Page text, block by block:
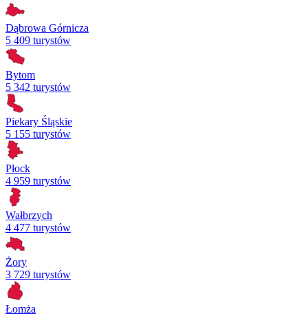
Dąbrowa Górnicza
5 409 turystów
Bytom
5 342 turystów
Piekary Śląskie
5 155 turystów
Płock
4 959 turystów
Wałbrzych
4 477 turystów
Żory
3 729 turystów
Łomża